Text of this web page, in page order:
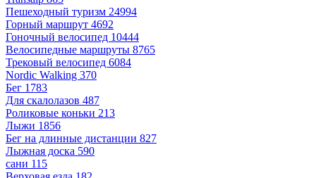
Пешеходный туризм 24994
Горный маршрут 4692
Гоночный велосипед 10444
Велосипедные маршруты 8765
Трековый велосипед 6084
Nordic Walking 370
Бег 1783
Для скалолазов 487
Роликовые коньки 213
Лыжи 1856
Бег на длинные дистанции 827
Лыжная доска 590
сани 115